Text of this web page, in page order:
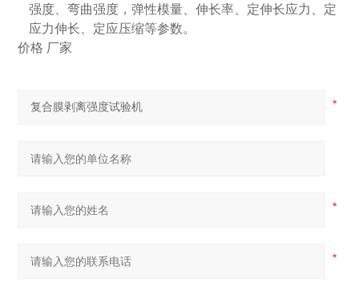
强度、弯曲强度，弹性模量、伸长率、定伸长应力、定
应力伸长、定应压缩等参数。
价格 厂家